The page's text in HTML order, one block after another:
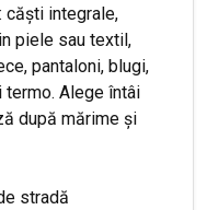
integrale,
piele sau textil,
pantaloni, blugi,
Alege întâi
după mărime și
stradă